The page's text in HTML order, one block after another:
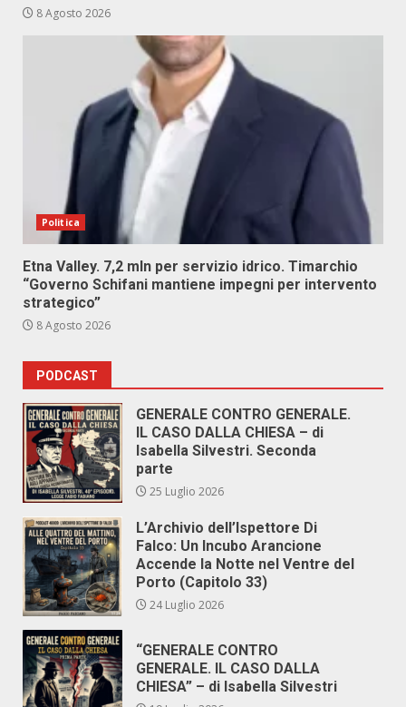
8 Agosto 2026
Politica
Etna Valley. 7,2 mln per servizio idrico. Timarchio
“Governo Schifani mantiene impegni per intervento
strategico”
8 Agosto 2026
PODCAST
GENERALE CONTRO GENERALE.
IL CASO DALLA CHIESA – di
Isabella Silvestri. Seconda
parte
25 Luglio 2026
L’Archivio dell’Ispettore Di
Falco: Un Incubo Arancione
Accende la Notte nel Ventre del
Porto (Capitolo 33)
24 Luglio 2026
“GENERALE CONTRO
GENERALE. IL CASO DALLA
CHIESA” – di Isabella Silvestri